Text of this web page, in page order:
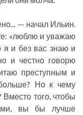
— начал Ильин.
«люблю и уважаю
я и без вас знаю и
и честно говорю
преступным и
Но к чему
Вместо того, чтобы
вы бы лучше